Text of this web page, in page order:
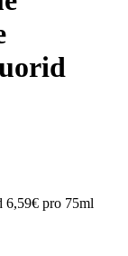
6,59€ pro 75ml